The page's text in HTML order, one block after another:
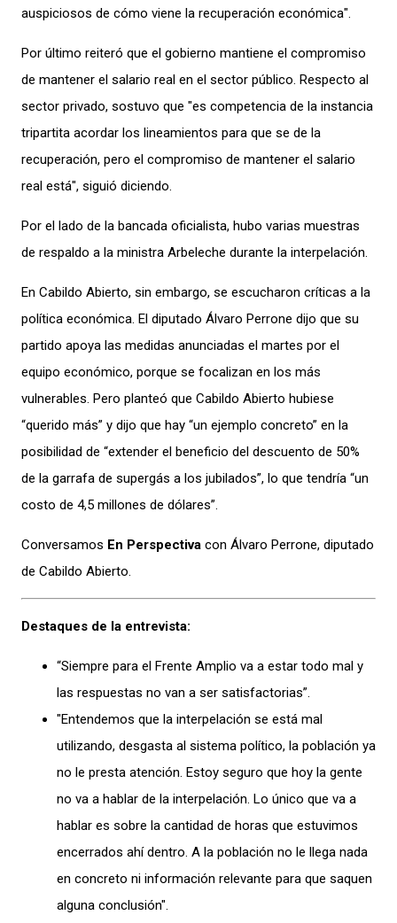
auspiciosos de cómo viene la recuperación económica".
Por último reiteró que el gobierno mantiene el compromiso
de mantener el salario real en el sector público. Respecto al
sector privado, sostuvo que "es competencia de la instancia
tripartita acordar los lineamientos para que se de la
recuperación, pero el compromiso de mantener el salario
real está", siguió diciendo.
Por el lado de la bancada oficialista, hubo varias muestras
de respaldo a la ministra Arbeleche durante la interpelación.
En Cabildo Abierto, sin embargo, se escucharon críticas a la
política económica. El diputado Álvaro Perrone dijo que su
partido apoya las medidas anunciadas el martes por el
equipo económico, porque se focalizan en los más
vulnerables. Pero planteó que Cabildo Abierto hubiese
“querido más” y dijo que hay “un ejemplo concreto” en la
posibilidad de “extender el beneficio del descuento de 50%
de la garrafa de supergás a los jubilados”, lo que tendría “un
costo de 4,5 millones de dólares”.
Conversamos En Perspectiva con Álvaro Perrone, diputado
de Cabildo Abierto.
Destaques de la entrevista:
“Siempre para el Frente Amplio va a estar todo mal y
las respuestas no van a ser satisfactorias”.
"Entendemos que la interpelación se está mal
utilizando, desgasta al sistema político, la población ya
no le presta atención. Estoy seguro que hoy la gente
no va a hablar de la interpelación. Lo único que va a
hablar es sobre la cantidad de horas que estuvimos
encerrados ahí dentro. A la población no le llega nada
en concreto ni información relevante para que saquen
alguna conclusión".